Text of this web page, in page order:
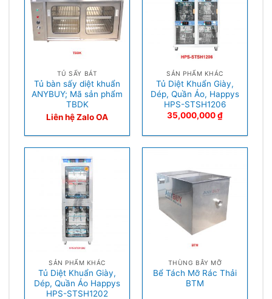
TỦ SẤY BÁT
Tủ bàn sấy diệt khuẩn
ANYBUY; Mã sản phẩm
TBDK
Liên hệ Zalo OA
SẢN PHẨM KHÁC
Tủ Diệt Khuẩn Giày,
Dép, Quần Áo, Happys
HPS-STSH1206
35,000,000₫
SẢN PHẨM KHÁC
Tủ Diệt Khuẩn Giày,
Dép, Quần Áo Happys
HPS-STSH1202
THÙNG BẪY MỠ
Bể Tách Mỡ Rác Thải
BTM